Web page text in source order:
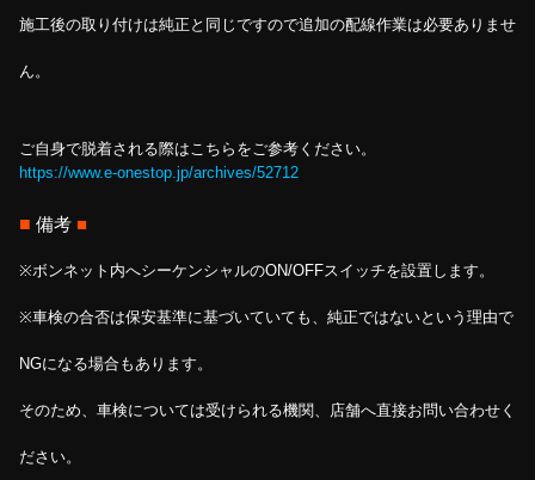
施工後の取り付けは純正と同じですので追加の配線作業は必要ありませ
ん。
ご自身で脱着される際はこちらをご参考ください。
https://www.e-onestop.jp/archives/52712
■ 備考 ■
※ボンネット内へシーケンシャルのON/OFFスイッチを設置します。
※車検の合否は保安基準に基づいていても、純正ではないという理由で
NGになる場合もあります。
そのため、車検については受けられる機関、店舗へ直接お問い合わせく
ださい。